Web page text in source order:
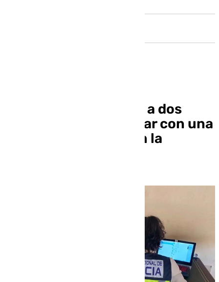
Detienen en Marbella a dos
personas por colaborar con una
empresa implicada en la